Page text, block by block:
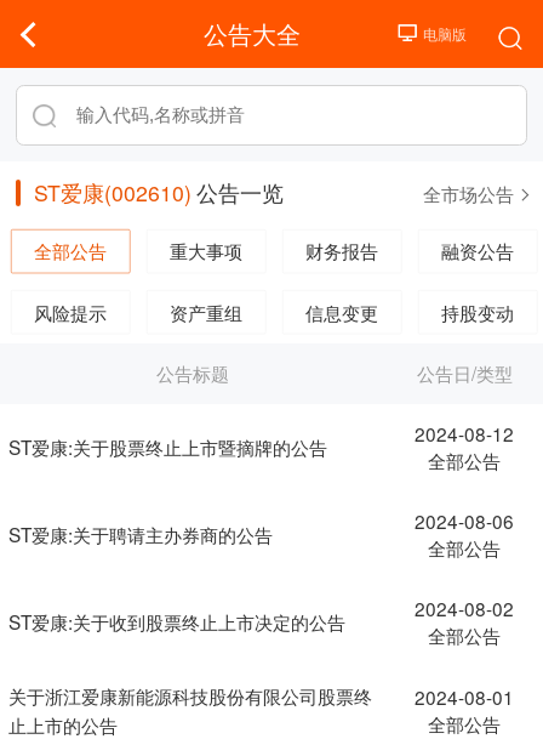
公告大全
ST爱康(002610) 公告一览 全市场公告
全部公告 重大事项 财务报告 融资公告
风险提示 资产重组 信息变更 持股变动
公告标题 公告日/类型
ST爱康:关于股票终止上市暨摘牌的公告
2024-08-12
全部公告
ST爱康:关于聘请主办券商的公告
2024-08-06
全部公告
ST爱康:关于收到股票终止上市决定的公告
2024-08-02
全部公告
关于浙江爱康新能源科技股份有限公司股票终
止上市的公告
2024-08-01
全部公告